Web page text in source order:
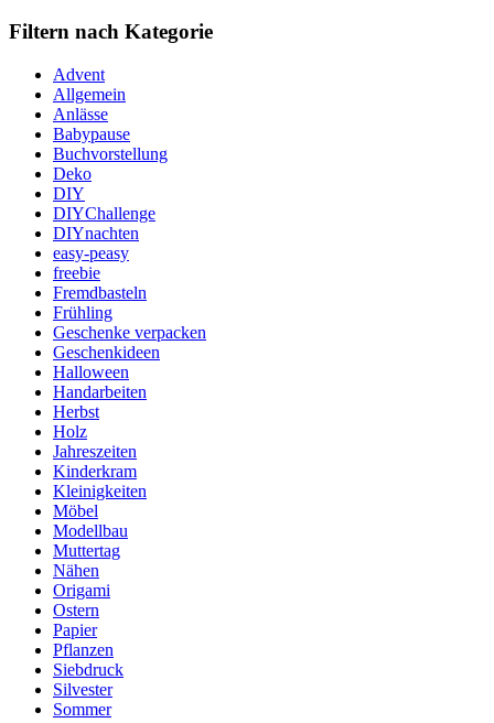
Filtern nach Kategorie
Advent
Allgemein
Anlässe
Babypause
Buchvorstellung
Deko
DIY
DIYChallenge
DIYnachten
easy-peasy
freebie
Fremdbasteln
Frühling
Geschenke verpacken
Geschenkideen
Halloween
Handarbeiten
Herbst
Holz
Jahreszeiten
Kinderkram
Kleinigkeiten
Möbel
Modellbau
Muttertag
Nähen
Origami
Ostern
Papier
Pflanzen
Siebdruck
Silvester
Sommer